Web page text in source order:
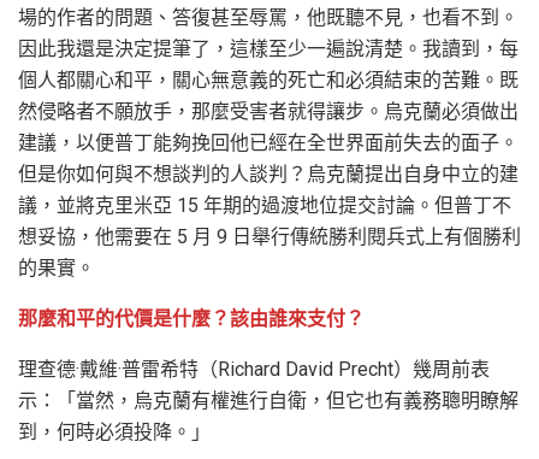
場的作者的問題、答復甚至辱罵，他既聽不見，也看不到。
因此我還是決定提筆了，這樣至少一遍說清楚。我讀到，每
個人都關心和平，關心無意義的死亡和必須結束的苦難。既
然侵略者不願放手，那麼受害者就得讓步。烏克蘭必須做出
建議，以便普丁能夠挽回他已經在全世界面前失去的面子。
但是你如何與不想談判的人談判？烏克蘭提出自身中立的建
議，並將克里米亞 15 年期的過渡地位提交討論。但普丁不
想妥協，他需要在 5 月 9 日舉行傳統勝利閱兵式上有個勝利
的果實。
那麼和平的代價是什麼？該由誰來支付？
理查德·戴維·普雷希特（Richard David Precht）幾周前表
示：「當然，烏克蘭有權進行自衛，但它也有義務聰明瞭解
到，何時必須投降。」